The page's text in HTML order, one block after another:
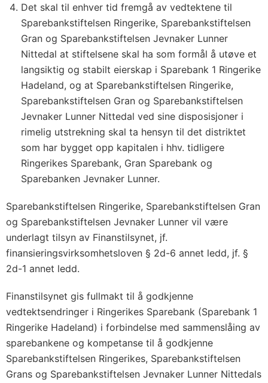
Det skal til enhver tid fremgå av vedtektene til
Sparebankstiftelsen Ringerike, Sparebankstiftelsen
Gran og Sparebankstiftelsen Jevnaker Lunner
Nittedal at stiftelsene skal ha som formål å utøve et
langsiktig og stabilt eierskap i Sparebank 1 Ringerike
Hadeland, og at Sparebankstiftelsen Ringerike,
Sparebankstiftelsen Gran og Sparebankstiftelsen
Jevnaker Lunner Nittedal ved sine disposisjoner i
rimelig utstrekning skal ta hensyn til det distriktet
som har bygget opp kapitalen i hhv. tidligere
Ringerikes Sparebank, Gran Sparebank og
Sparebanken Jevnaker Lunner.
Sparebankstiftelsen Ringerike, Sparebankstiftelsen Gran
og Sparebankstiftelsen Jevnaker Lunner vil være
underlagt tilsyn av Finanstilsynet, jf.
finansieringsvirksomhetsloven § 2d-6 annet ledd, jf. §
2d-1 annet ledd.
Finanstilsynet gis fullmakt til å godkjenne
vedtektsendringer i Ringerikes Sparebank (Sparebank 1
Ringerike Hadeland) i forbindelse med sammenslåing av
sparebankene og kompetanse til å godkjenne
Sparebankstiftelsen Ringerikes, Sparebankstiftelsen
Grans og Sparebankstiftelsen Jevnaker Lunner Nittedals